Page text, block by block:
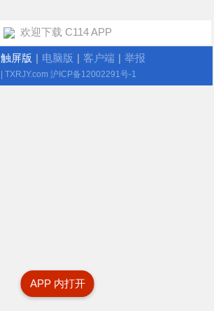
APP 内打开
欢迎下载 C114 APP
触屏版 电脑版 客户端 举报
| TXRJY.com 沪ICP备12002291号-1